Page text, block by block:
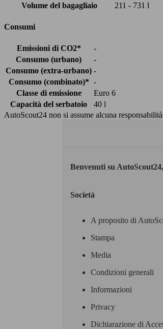
Volume del bagagliaio
211 - 731 l
Consumi
Emissioni di CO2*
-
Consumo (urbano)
-
Consumo (extra-urbano) -
Consumo (combinato)* -
Classe di emissione
Euro 6
Capacità del serbatoio
40 l
AutoScout24 non si assume alcuna
Benvenuti su
Società
A proposito di
Stampa
Media
Condizioni generali
Informazioni
Privacy
Dichiarazione di